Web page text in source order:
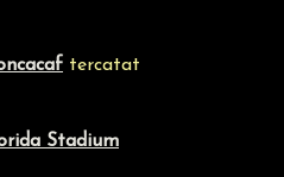
tercatat
Stadium